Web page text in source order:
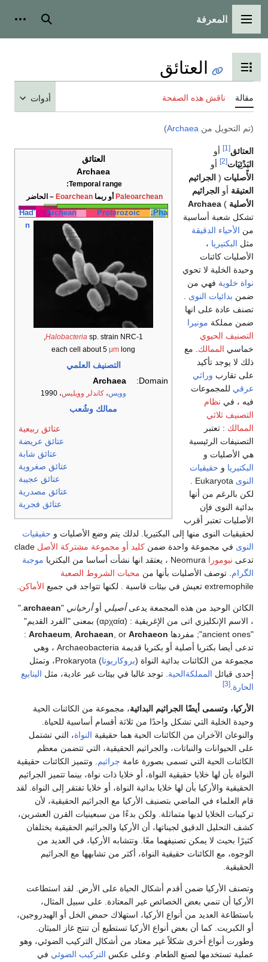
القائمة الرئيسية
المعرفة بحث
تبديل عرض جدول المحتويات
العتائق
مقالة ناقش هذه الصفحة أدوات
(تم التحويل من Archaea
)
العتائق
Archaea
Temporal range:
Paleoarchean أو ربماEoarchean – الحاضر
Had'
n
Archean Proterozoic Pha.
Halobacteria sp. strain NRC-1,
each cell about 5 μm long
التصنيف العلمي
Domain:
Archaea
وويس، كاندلر وويليس، 1990
ممالك وشُعب
عتائق ربيعية
عتائق عريضة
عتائق شابة
عتائق صغروية
عتائق عجيبة
عتائق مصدرية
عتائق فجرية
العتائق[1]
أو
البَدْئِيَات[2]
أو
الأًصليات ( الجراثيم
العتيقة أو الجراثيم
الأصلية )
Archaea
تشكل شعبة أساسية
من الأحياء الدقيقة
مثل البكتيريا ،
الأصليات كائنات
وحيدة الخلية لا تحوي
نواة خلوية فهي من
ضمن بدائيات النوى
تصنف عادة على انها
ضمن مملكة مونيرا
التصنيف الحيوي
خماسي الممالك . مع
ذلك لا يوجد تأكيد
على تقارب وراثي
عرقي للمجموعات
فيه ، في نظام
التصنيف ثلاثي
الممالك : تعتبر
التصنيفات الرئيسية
هي الأصليات و
البكتيريا و حقيقيات
النوى
لكن بالرغم من أنها
بدائية النوى فإن
الأصليات تعتبر أقرب
لحقيقيات النوى منها إلى البكتيريا. لدلك يتم وضع الأصليات و حقيقيات
النوى في مجموعة واحدة ضمن كليد أو مجموعة مشتركة الأصل clade
تدعى نيومورا
موجبة
الگرام . توصف الأصليات بأنها من محبات الشروط الصعبة
extremophile تعيش في بيئات قاسية . لكنها تتواجد في جميع
الأماكن
الكائن الوحيد من هذه المجمعة يدعىأصيلي أوأرخياني "
archaean
."
، الاسم الإنكليزي اتى من الإغريقية : (αρχαία) بمعنى "الفرد القديم"
"ancient ones"; مفردها
Archaeum Archaean , or Archaeon
:
تدعى أيضا بكتريا أصلية أو بكتريا قديمة Archaeobacteria ، وهي
مجموعة من الكائنات بدائية النواة (بروكاريوتا
) Prokaryota، وتمثل
إحدى قبائل المملكةالحية . توجد غالبا في بيئات غير عادية، مثل الينابيع
الحارة [3]
الأركيا، وتسمى أيضًا الجراثيم البدائية، مجموعة من الكائنات الحية
وحيدة الخلية التي تشكل واحدًا من ثلاثة أقسام أساسية للحياة.
والنوعان الآخران من الكائنات الحية هما حقيقية النواة، التي تشتمل
على الحيوانات والنباتات، والجراثيم الحقيقية، التي تتضمن معظم
الكائنات الحية التي تسمى بصورة عامة جراثيم
. وتتميز الكائنات حقيقية
النواة بأن لها خلايا حقيقية النواة، أو خلايا ذات نواة، بينما تتميز الجراثيم
الحقيقية والأركيا بأن لها خلايا بدائية النواة، أو خلايا تفتقر إلى النواة. لقد
قام العلماء في الماضي بتصنيف الأركيا مع الجراثيم الحقيقية، لأن
تركيبات الخلايا لديها متماثلة. ولكن بدءًا من سبعينيات القرن العشرين،
كشف التحليل الدقيق لجيناتها، أن الأركيا والجراثيم الحقيقية يختلفان
كثيرًا بحيث لا يمكن تصنيفهما معًا. وتتشابه الأركيا، في العديد من
الوجوه، مع الكائنات حقيقية النواة، أكثر من تشابهها مع الجراثيم
الحقيقية.
وتصنف الأركيا ضمن أقدم أشكال الحياة على الأرض. لقد استطاعت
الأركيا أن تنمي بعض الخصائص غير المعتادة. على سبيل المثال،
باستطاعة العديد من أنواع الأركيا، استهلاك حمض الخل أو الهيدروجين،
أو الكبريت. كما أن بعض أنواع الأركيا تستطيع أن تنتج غاز الميثان.
وطورت أنواع أخرى شكلاً غير معتاد من أشكال التركيب الضوئي، وهو
عملية تستخدمها لصنع الطعام. وعلى عكس التركيب الضوئي في